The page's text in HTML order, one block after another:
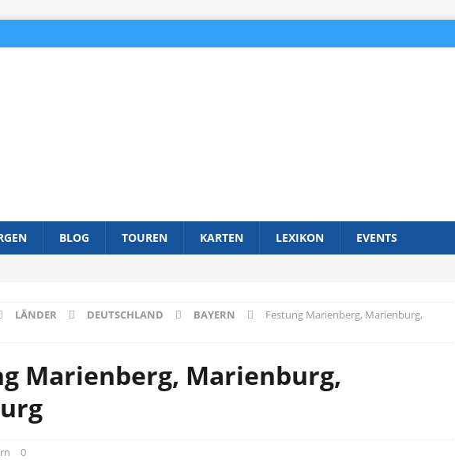
BLOG TOUREN KARTEN LEXIKON EVENTS
LÄNDER DEUTSCHLAND BAYERN
Festung Marienberg, Marienburg,
Marienberg, Marienburg,
0